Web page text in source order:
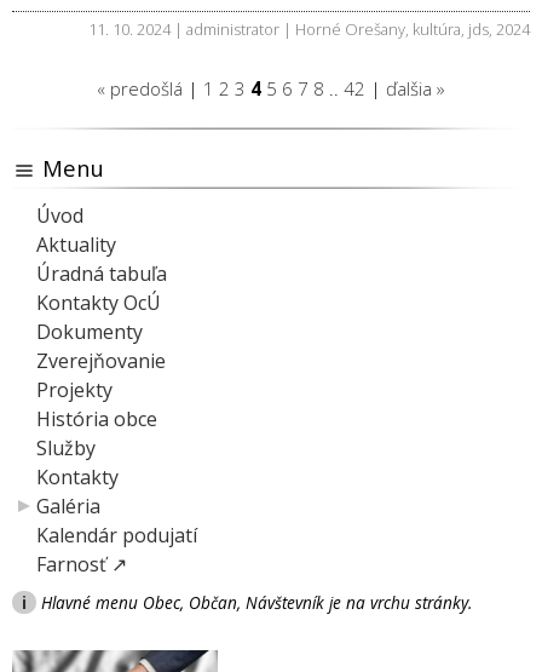
11. 10. 2024 | administrator | Horné Orešany, kultúra, jds, 2024
« predošlá | 1 2 3 4 5 6 7 8 42 | ďalšia »
Menu
Úvod
Aktuality
Úradná tabuľa
Kontakty OcÚ
Dokumenty
Zverejňovanie
Projekty
História obce
Služby
Kontakty
Galéria
Kalendár podujatí
Farnosť ↗
i Hlavné menu Obec, Občan, Návštevník je na vrchu stránky.